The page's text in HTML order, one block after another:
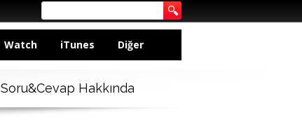
Watch iTunes Diğer
Soru&Cevap Hakkında